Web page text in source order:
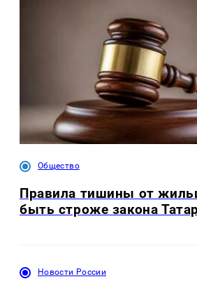
Общество
Правила тишины от
быть строже закона
Новости России